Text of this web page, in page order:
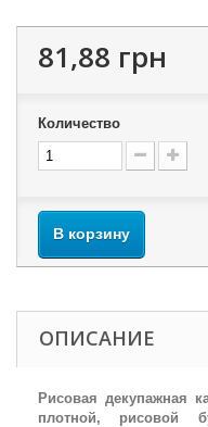
81,88 грн
Количество
В корзину
ОПИСАНИЕ
Рисовая декупажная
плотной, рисовой